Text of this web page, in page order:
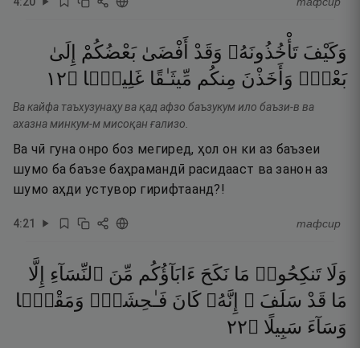
وَكَيْفَ تَأْخُذُونَهُۥ وَقَدْ أَفْضَىٰ بَعْضُكُمْ
إِلَىٰ
بَعْضٍۢ وَأَخَذْنَ مِنكُم مِّيثَـٰقًا غَلِيظًۭا ۝٢١
Ва кайфа таъхузунаҳу ва қад афзо баъзукум ило баъзи-в ва
ахазна минкум-м мисоқан ғализо.
Ва чӣ гуна онро боз мегиред, ҳол он ки аз баъзеи
шумо ба баъзе баҳрамандӣ расидааст ва занон аз
шумо аҳди устувор гирифтаанд?!
4:21 тафсир
وَلَا تَنكِحُوا۟ مَا نَكَحَ ءَابَآؤُكُم مِّنَ ٱلنِّسَآءِ
إِلَّا
مَا قَدْ سَلَفَ ۚ إِنَّهُۥ كَانَ فَـٰحِشَةًۭ وَمَقْتًۭا
وَسَآءَ سَبِيلًا ۝٢٢